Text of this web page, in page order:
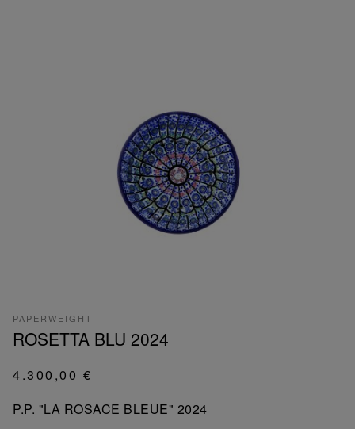
PAPERWEIGHT
ROSETTA BLU 2024
4.300,00 €
P.P. "LA ROSACE BLEUE" 2024